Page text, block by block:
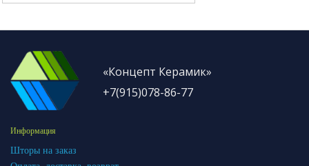
«Концепт Керамик»
+7(915)078-86-77
Информация
Шторы на заказ